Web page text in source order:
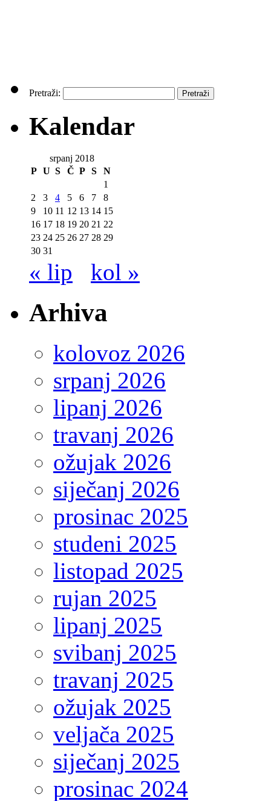
Pretraži:
Kalendar
srpanj 2018
P U S Č P S
N
1
2
3 4 5 6 7
8
9
10 11 12 13 14 15
16 17 18 19 20 21 22
23 24 25 26 27 28 29
30 31
« lip kol »
Arhiva
kolovoz 2026
srpanj 2026
lipanj 2026
travanj 2026
ožujak 2026
siječanj 2026
prosinac 2025
studeni 2025
listopad 2025
rujan 2025
lipanj 2025
svibanj 2025
travanj 2025
ožujak 2025
veljača 2025
siječanj 2025
prosinac 2024